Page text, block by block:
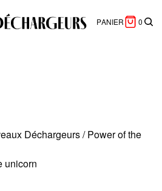
PANIER 0
Déchargeurs / Power of the
unicorn